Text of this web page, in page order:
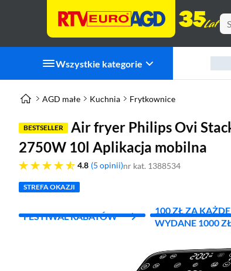
Wszystkie kategorie
AGD małe Kuchnia Frytkownice
BESTSELLER
Air fryer Philips Ovi
2750W 10l Aplikacja mobilna
4.8
4.8 gwiazdek 5 opinii nr kat. 1388534
STREFA OKAZJI
FESTIWAL RABATÓW
100 ZŁ ZA KAŻDE
WYDANE 1000 ZŁ